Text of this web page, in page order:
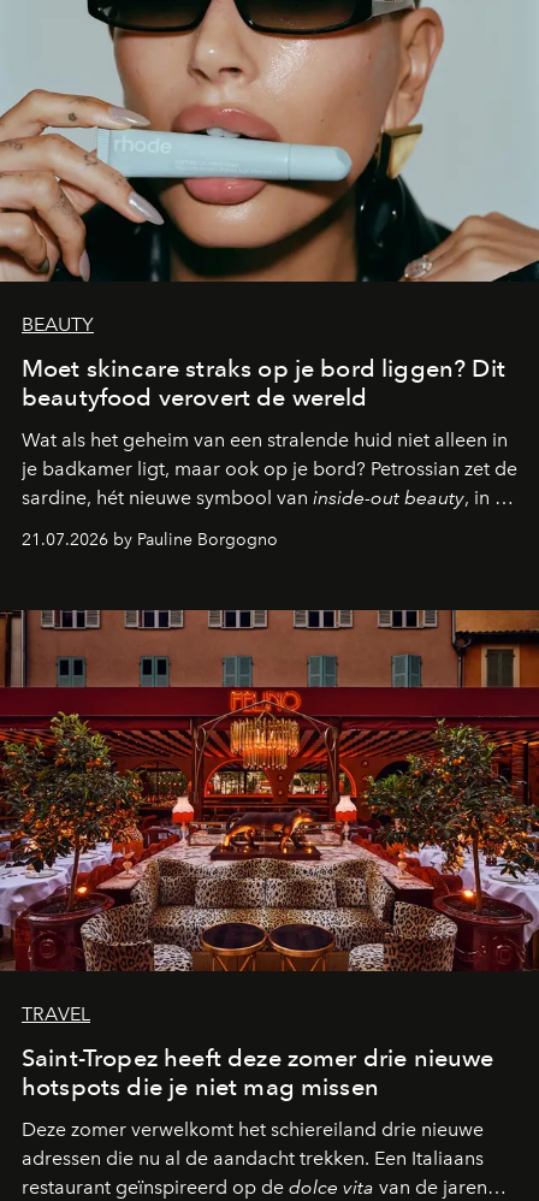
BEAUTY
Moet skincare straks op je bord liggen? Dit
beautyfood verovert de wereld
Wat als het geheim van een stralende huid niet alleen in
je badkamer ligt, maar ook op je bord? Petrossian zet de
sardine, hét nieuwe symbool van inside-out beauty, in de
kijker met twee gastronomische creaties.
21.07.2026 by Pauline Borgogno
TRAVEL
Saint-Tropez heeft deze zomer drie nieuwe
hotspots die je niet mag missen
Deze zomer verwelkomt het schiereiland drie nieuwe
adressen die nu al de aandacht trekken. Een Italiaans
restaurant geïnspireerd op de dolce vita van de jaren